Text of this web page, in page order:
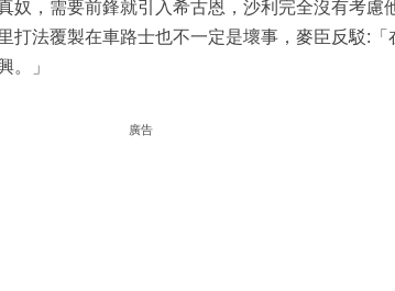
奴，需要前鋒就引入希古恩，沙利完全沒有考慮
打法覆製在車路士也不一定是壞事，麥臣反駁:
。」
廣告